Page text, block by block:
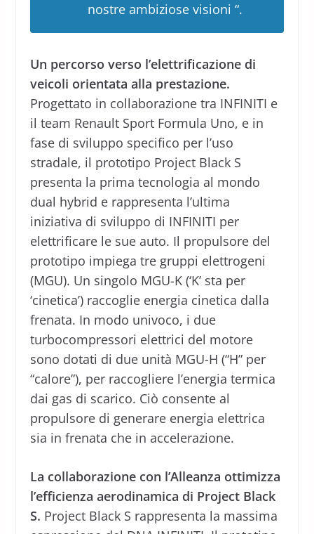
nostre ambiziose visioni “.
Un percorso verso l’elettrificazione di
veicoli orientata alla prestazione.
Progettato in collaborazione tra INFINITI e
il team Renault Sport Formula Uno, e in
fase di sviluppo specifico per l’uso
stradale, il prototipo Project Black S
presenta la prima tecnologia al mondo
dual hybrid e rappresenta l’ultima
iniziativa di sviluppo di INFINITI per
elettrificare le sue auto. Il propulsore del
prototipo impiega tre gruppi elettrogeni
(MGU). Un singolo MGU-K (‘K’ sta per
‘cinetica’) raccoglie energia cinetica dalla
frenata. In modo univoco, i due
turbocompressori elettrici del motore
sono dotati di due unità MGU-H (“H” per
“calore”), per raccogliere l’energia termica
dai gas di scarico. Ciò consente al
propulsore di generare energia elettrica
sia in frenata che in accelerazione.
La collaborazione con l’Alleanza ottimizza
l’efficienza aerodinamica di Project Black
S. Project Black S rappresenta la massima